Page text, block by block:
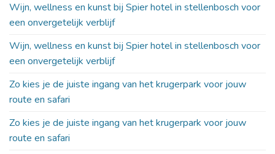
Wijn, wellness en kunst bij Spier hotel in stellenbosch voor
een onvergetelijk verblijf
Wijn, wellness en kunst bij Spier hotel in stellenbosch voor
een onvergetelijk verblijf
Zo kies je de juiste ingang van het krugerpark voor jouw
route en safari
Zo kies je de juiste ingang van het krugerpark voor jouw
route en safari